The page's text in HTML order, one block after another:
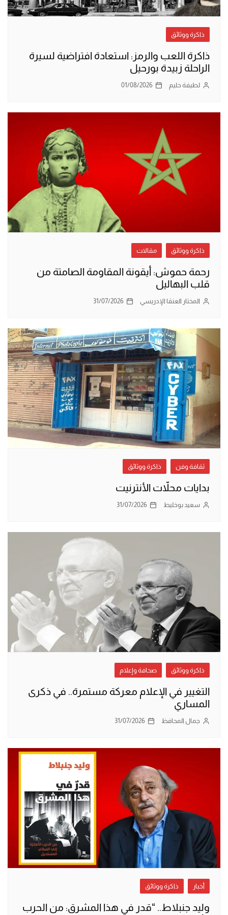
ذاكرة ووثائق
ذاكرة اللعب والرمز: استعادة افتراضية لسيرة
الراحلة زبيدة بورحيل
لطيفة حليم 01/08/2026
ذاكرة ووثائق مقالات
رحمة حموش: أيقونة المقاومة الصامتة من
قلب البهاليل
المختار العنقا الإدريسي 31/07/2026
ثقافة وفن ذاكرة ووثائق
بدايات محلاّت الأنترنيت
سعيد بوخليط 31/07/2026
ذاكرة ووثائق صحافة وإعلام
التغيير في الإعلام معركة مستمرة.. في ذكرى
المساري
جمال المحافظ 31/07/2026
أخبار ذاكرة ووثائق
وليد جنبلاط.. “قدر في هذا المشرق: من الحرب